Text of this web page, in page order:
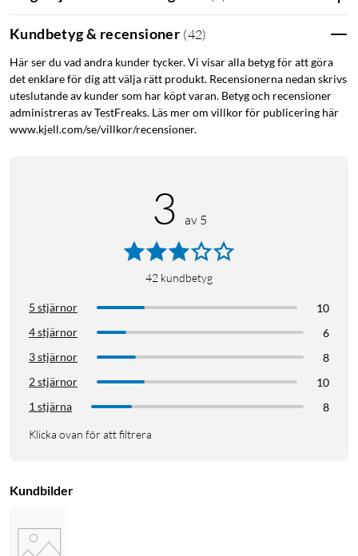
240x320px (32x32px kameraupplösning)
Sparar bilder på inbyggt minne (8 MB) eller på separat
Upp till 2 timmar batteritid.
Levereras med ett uppladdningsbart 18650 Li-ion-
batteri som laddas i kameran med medföljande Micro-
USB-kabel.
Kundbetyg & recensioner (42)
Här ser du vad andra kunder tycker. Vi visar alla betyg för att göra
det enklare för dig att välja rätt produkt. Recensionerna nedan skrivs
uteslutande av kunder som har köpt varan. Betyg och recensioner
administreras av TestFreaks. Läs mer om villkor för publicering här
www.kjell.com/se/villkor/recensioner.
3 av 5
42 kundbetyg
5 stjärnor
10
4 stjärnor
6
3 stjärnor
8
2 stjärnor
10
1 stjärna
8
Klicka ovan för att filtrera
Kundbilder